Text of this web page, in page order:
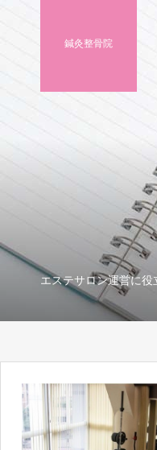
鍼灸整骨院
エステサロン運営に役